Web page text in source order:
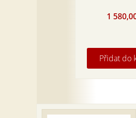
1
Přidat do